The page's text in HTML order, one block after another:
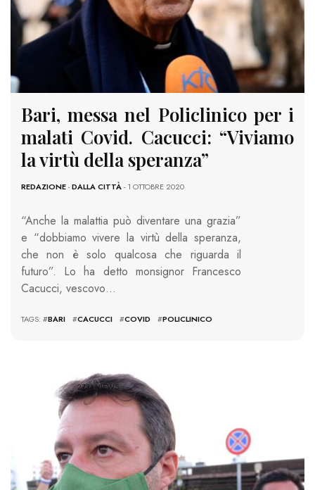
Bari, messa nel Policlinico per i
malati Covid. Cacucci: “Viviamo
la virtù della speranza”
REDAZIONE-DALLA CITTÀ- 1 OTTOBRE 2020
“Anche la malattia può diventare una grazia”
e “dobbiamo vivere la virtù della speranza,
che non è solo qualcosa che riguarda il
futuro”. Lo ha detto monsignor Francesco
Cacucci, vescovo…
TAGS: #BARI #CACUCCI #COVID #POLICLINICO
2734 VIEWS